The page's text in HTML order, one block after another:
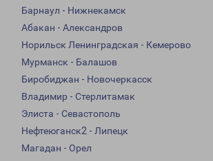
Барнаул - Нижнекамск
Абакан - Александров
Норильск Ленинградская - Кемерово
Мурманск - Балашов
Биробиджан - Новочеркасск
Владимир - Стерлитамак
Элиста - Севастополь
Нефтеюганск2 - Липецк
Магадан - Орел